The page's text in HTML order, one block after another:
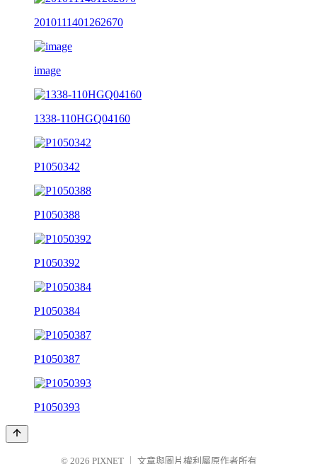
2010111401262670
image
1338-110HGQ04160
P1050342
P1050388
P1050392
P1050384
P1050387
P1050393
© 2026 PIXNET 文章與圖片權利屬原作者所有